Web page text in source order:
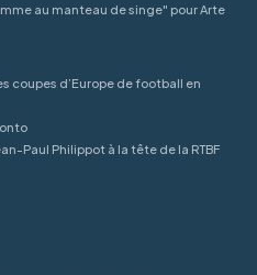
au manteau de singe" pour Arte
coupes d’Europe de football en
Paul Philippot à la tête de la RTBF